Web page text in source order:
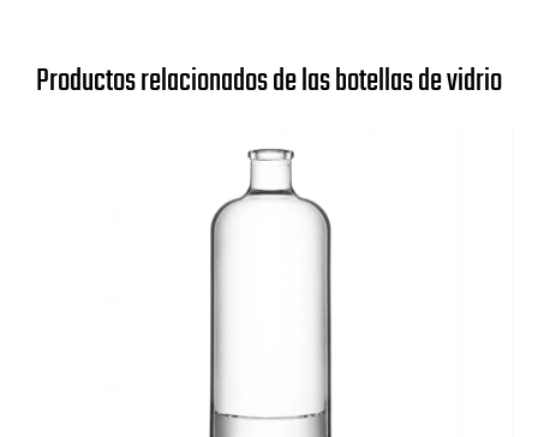
Productos relacionados de las botellas de vidrio